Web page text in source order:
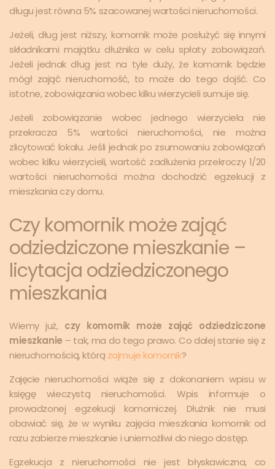
długu jest równa 5% szacowanej wartości nieruchomości.
Jeżeli, dług jest niższy, komornik może posłużyć się innymi
składnikami majątku dłużnika w celu spłaty zobowiązań.
Jeżeli jednak dług jest na tyle duży, że komornik będzie
mógł zająć nieruchomość, to może do tego dojść. Co
istotne, zobowiązania wobec kilku wierzycieli sumuje się.
Jeżeli zobowiązanie wobec jednego wierzyciela nie
przekracza 5% wartości nieruchomości, nie można
zlicytować lokalu. Jeśli jednak po zsumowaniu zobowiązań
wobec kilku wierzycieli, wartość zadłużenia przekroczy 1/20
wartości nieruchomości można dochodzić egzekucji z
mieszkania czy domu.
Czy komornik może zająć
odziedziczone mieszkanie –
licytacja odziedziczonego
mieszkania
Wiemy już, czy komornik może zająć odziedziczone
mieszkanie – tak, ma do tego prawo. Co dalej stanie się z
nieruchomością, którą zajmuje komornik?
Zajęcie nieruchomości wiąże się z dokonaniem wpisu w
księgę wieczystą nieruchomości. Wpis informuje o
prowadzonej egzekucji komorniczej. Dłużnik nie musi
obawiać się, że w wyniku zajęcia mieszkania komornik od
razu zabierze mieszkanie i uniemożliwi do niego dostęp.
Egzekucja z nieruchomości nie jest błyskawiczna, co